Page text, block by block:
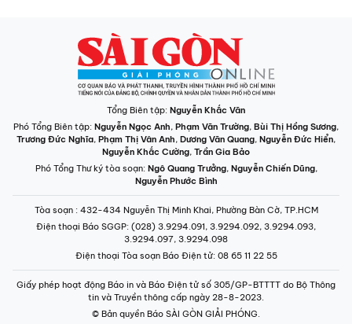
Tổng Biên tập: Nguyễn Khắc Văn
Phó Tổng Biên tập: Nguyễn Ngọc Anh, Phạm Văn Trường, Bùi Thị Hồng Sương,
Trương Đức Nghĩa, Phạm Thị Vân Anh, Dương Văn Quang, Nguyễn Đức Hiển,
Nguyễn Khắc Cường, Trần Gia Bảo
Phó Tổng Thư ký tòa soạn: Ngô Quang Trưởng, Nguyễn Chiến Dũng,
Nguyễn Phước Bình
Tòa soạn : 432-434 Nguyễn Thị Minh Khai, Phường Bàn Cờ, TP.HCM
Điện thoại Báo SGGP: (028) 3.9294.091, 3.9294.092, 3.9294.093,
3.9294.097, 3.9294.098
Điện thoại Tòa soạn Báo Điện tử: 08 65 11 22 55
Giấy phép hoạt động Báo in và Báo Điện tử số 305/GP-BTTTT do Bộ Thông
tin và Truyền thông cấp ngày 28-8-2023.
© Bản quyền Báo SÀI GÒN GIẢI PHÓNG.